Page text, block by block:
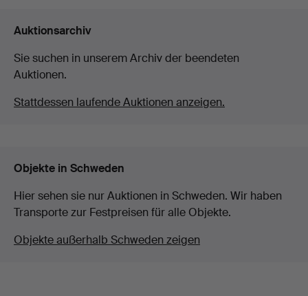
Auktionsarchiv
Sie suchen in unserem Archiv der beendeten
Auktionen.
Stattdessen laufende Auktionen anzeigen.
Objekte in Schweden
Hier sehen sie nur Auktionen in Schweden. Wir haben
Transporte zur Festpreisen für alle Objekte.
Objekte außerhalb Schweden zeigen